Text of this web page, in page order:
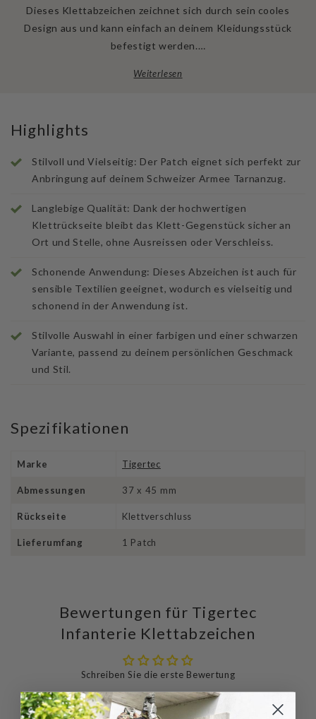
Dieses Klettabzeichen zeichnet sich durch sein cooles
Design aus und kann einfach an deinem Kleidungsstück
befestigt werden.…
Weiterlesen
Highlights
Stilvoll und Vielseitig: Der Patch eignet sich perfekt zur
Anbringung auf deinem Schweizer Armee Tarnanzug.
Langlebige Qualität: Dank der hochwertigen
Klettrückseite bleibt das Klett-Gegenstück sicher an
Ort und Stelle, ohne Ausreissen oder Verschleiss.
Schonende Anwendung: Dieses Abzeichen ist auch für
sensible Textilien geeignet, wodurch es vielseitig und
schonend in der Anwendung ist.
Stilvolle Auswahl in einer farbigen und einer schwarzen
Variante, passend zu deinem persönlichen Geschmack
und Stil.
Spezifikationen
Marke Tigertec
Abmessungen 37 x 45 mm
Rückseite Klettverschluss
Lieferumfang 1 Patch
Bewertungen für Tigertec
Infanterie Klettabzeichen
Schreiben Sie die erste Bewertung
Schreibe
Eine